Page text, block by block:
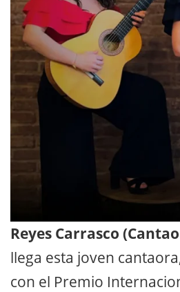
Reyes Carrasco
llega esta joven
con el Premio